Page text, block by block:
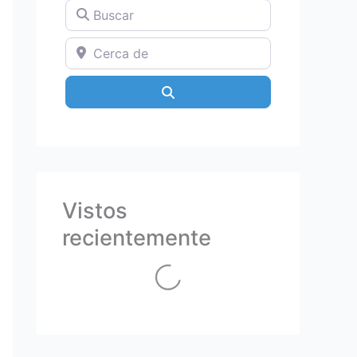
Buscar
Cerca de
Vistos
recientemente
Loading...